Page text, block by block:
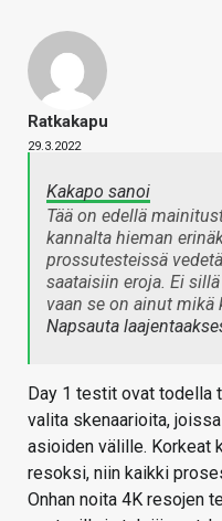
Ratkakapu
29.3.2022
Kakapo sanoi
Tää on edellä
kannalta hieman
prossutesteissä
saataisiin eroja. Ei
vaan se on ainut mikä
Napsauta
Day 1 testit ovat todella
valita skenaarioita,
asioiden välille. Korkeat
resoksi, niin kaikki
Onhan noita 4K resojen